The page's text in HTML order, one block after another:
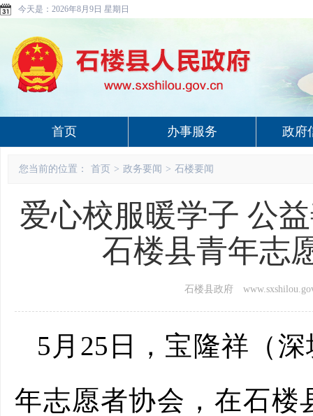
今天是： 2026年8月9日 星期日
首页 办事服务 政府
您当前的位置： 首页 > 政务要闻 > 石楼要闻
爱心校服暖学子 公
石楼县青年志
石楼县政府
5 月 25 日，宝隆祥（
年志愿者协会，在石楼